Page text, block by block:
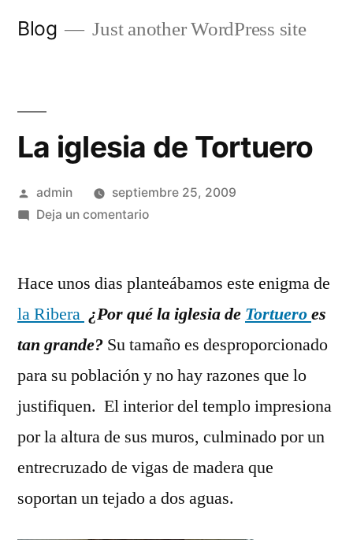
Blog Just another WordPress site
La iglesia de Tortuero
Publicado
por
admin
septiembre 25, 2009
Deja un comentarioen
de
Hace unos dias planteábamos este enigma de
la Ribera ¿Por qué la iglesia de Tortueroes
tan grande? Su tamaño es desproporcionado
para su población y no hay razones que lo
justifiquen. El interior del templo impresiona
por la altura de sus muros, culminado por un
entrecruzado de vigas de madera que
soportan un tejado a dos aguas.